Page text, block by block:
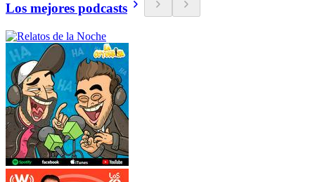
Los mejores podcasts